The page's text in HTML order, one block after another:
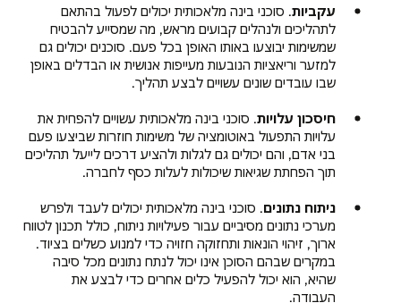
עקביות. סוכני בינה מלאכותית יכולים לפעול בהתאם
לתהליכים ולנהלים קבועים מראש, מה שמסייע להבטיח
שמשימות יבוצעו באותו האופן בכל פעם. סוכנים יכולים גם
למזער וריאציות הנובעות מעייפות אנושית או הבדלים באופן
שבו עובדים שונים עשויים לבצע תהליך.
חיסכון עלויות. סוכני בינה מלאכותית עשויים להפחית את
עלויות התפעול באוטומציה של משימות חוזרות שביצעו פעם
בני אדם, והם יכולים גם לגלות ולהציע דרכים לייעל תהליכים
תוך הפחתת שגיאות שיכולות לעלות כסף לחברה.
ניתוח נתונים. סוכני בינה מלאכותית יכולים לעבד ולפרש
מערכי נתונים מסיביים עבור פעילויות ניתוח, כולל תכנון לטווח
ארוך, זיהוי הונאות ותחזוקה חזויה כדי למנוע כשלים בציוד.
במקרים שבהם הסוכן אינו יכול לנתח נתונים מכל סיבה
שהיא, הוא יכול להפעיל כלים אחרים כדי לבצע את
העבודה.